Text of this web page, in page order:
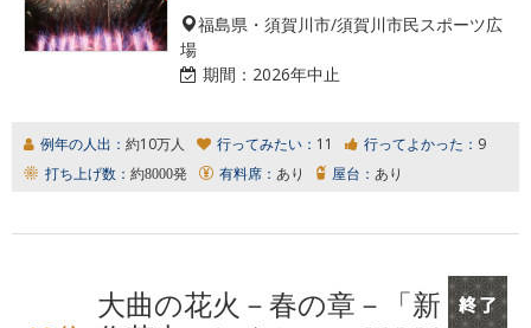
福島県・須賀川市/須賀川市民スポーツ広
場
期間： 2026年中止
例年の人出： 約10万人 行ってみたい： 11 行ってよかった： 9
打ち上げ数： 約8000発 有料席： あり 屋台： あり
大曲の花火－春の章－「新